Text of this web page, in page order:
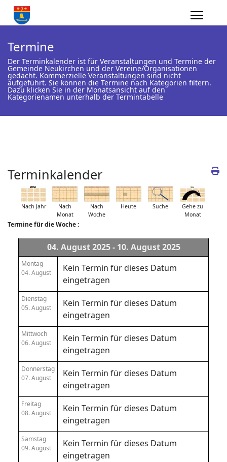
Termine
Der Terminkalender ist für Veranstaltungen und Termine der
Gemeinde Neukirchen und der Vereine/Organisationen
gedacht. Kommerzielle Veranstaltungen sind nicht
aufgeführt. Sie können die Termine nach Kategorien filtern.
Dazu klicken Sie in der Monatsansicht auf den
Kategorienamen unterhalb der Termintabelle
Terminkalender
Nach Jahr
Nach
Monat
Nach
Woche
Heute Suche
Gehe zu
Monat
Termine für die Woche :
04. August 2025 - 10. August 2025
Montag
04. August
Kein Termin für dieses Datum
eingetragen
Dienstag
05. August
Kein Termin für dieses Datum
eingetragen
Mittwoch
06. August
Kein Termin für dieses Datum
eingetragen
Donnerstag
07. August
Kein Termin für dieses Datum
eingetragen
Freitag
08. August
Kein Termin für dieses Datum
eingetragen
Samstag
09. August
Kein Termin für dieses Datum
eingetragen